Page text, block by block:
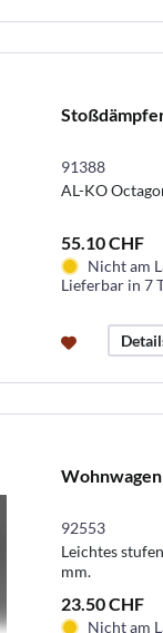
91388
AL-KO
55.10 CHF
Nicht am
Lieferbar in 7
92553
Leichtes
mm.
23.50 CHF
Nicht am